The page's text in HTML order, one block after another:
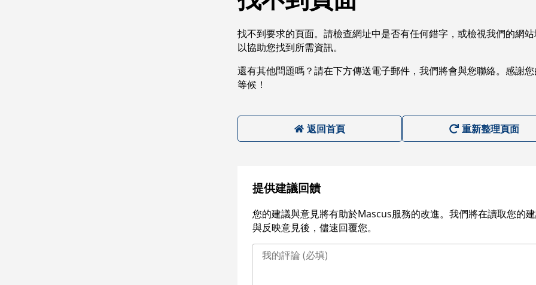
找不到要求的頁面。請檢查網址中是否有任何錯字，或檢視我們的網
以協助您找到所需資訊。
還有其他問題嗎？請在下方傳送電子郵件，我們將會與您聯絡。感謝
等候！
返回首頁 重新整理頁面
提供建議回饋
您的建議與意見將有助於Mascus服務的改進。我們將在讀取您的
與反映意見後，儘速回覆您。